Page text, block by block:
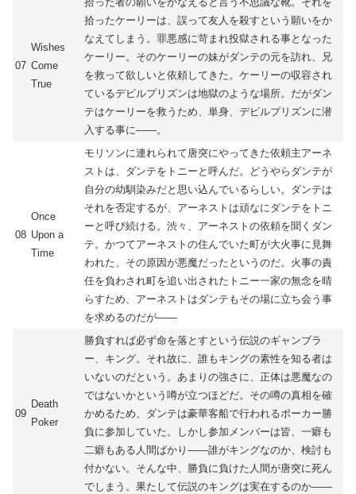
07
Wishes
Come
True
拾ったケーリーは、誤って友人を殺すという願いをか
なえてしまう。罪悪感に苛まれ投獄される事となった
ケーリー。そのケーリーの妹がダンテの元を訪れ、兄
を救って欲しいと依頼してきた。ケーリーの収容され
ているデビルプリズンは地獄のような場所。だがダン
テはケーリーを救うため、単身、デビルプリズンに潜
入する事に――。
08
Once
Upon a
Time
モリソンに連れられて唐突にやってきた依頼主アーネ
ストは、ダンテをトニーと呼んだ。どうやらダンテが
自分の幼馴染みだと思い込んでいるらしい。ダンテは
それを否定するが、アーネストは頑なにダンテをトニ
ーと呼び続ける。渋々、アーネストの依頼を聞くダン
テ。かつてアーネストの住んでいた町が大火事に見舞
われた、その原因が悪魔だったというのだ。火事の責
任を負わされ町を追い出されたトニー一家の無念を晴
らすため、アーネストはダンテもその場に立ち会う事
を求めるのだが――
09
Death
Poker
勝負すれば必ず命を落とすという伝説のギャンブラ
ー、キング。それ故に、誰もキングの素性を知る者は
いないのだという。あまりの強さに、正体は悪魔なの
ではないかという噂が立つほどだ。その噂の真相を確
かめるため、ダンテは豪華客船で行われるポーカー勝
負に参加していた。しかし参加メンバーは皆、一癖も
二癖もある人間ばかり――誰がキングなのか、検討も
付かない。そんな中、勝負に負けた人間が唐突に死ん
でしまう。果たして伝説のキングは実在するのか――